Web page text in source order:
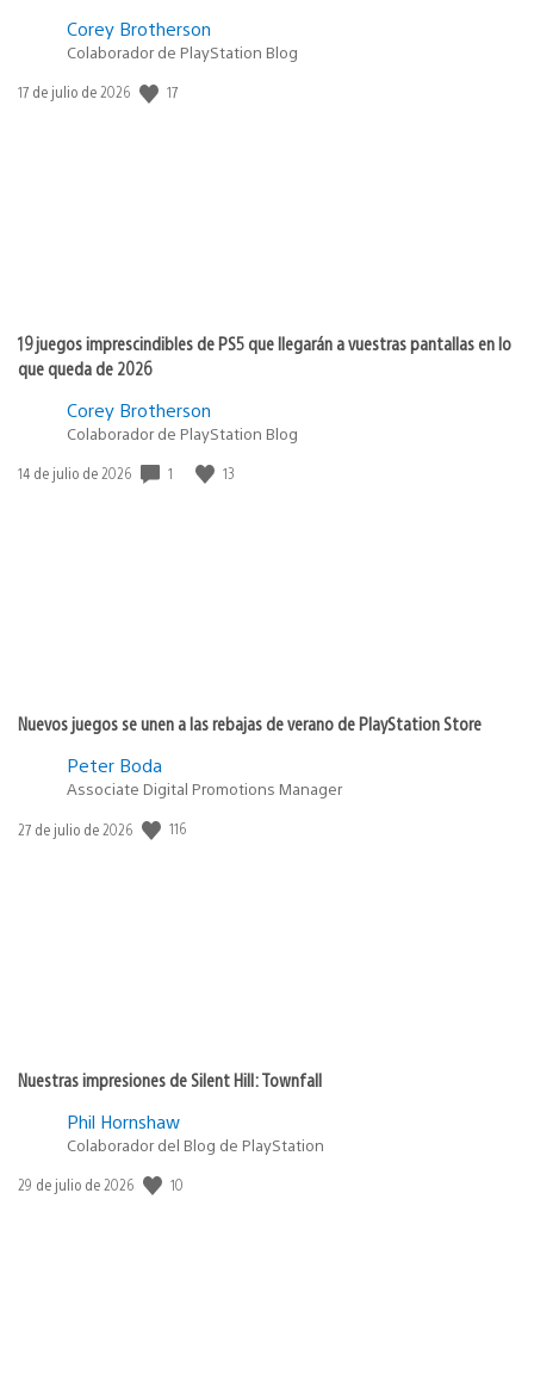
Corey Brotherson
Colaborador de PlayStation Blog
Fecha
17 de julio de 2026 17
19 juegos imprescindibles de PS5 que llegarán a vuestras pantallas en lo
que queda de 2026
Corey Brotherson
Colaborador de PlayStation Blog
Fecha
14 de julio de 2026 1 13
Nuevos juegos se unen a las rebajas de verano de PlayStation Store
Peter Boda
Associate Digital Promotions Manager
Fecha
27 de julio de 2026 116
Nuestras impresiones de Silent Hill: Townfall
Phil Hornshaw
Colaborador del Blog de PlayStation
Fecha
29 de julio de 2026 10